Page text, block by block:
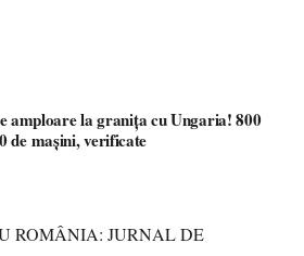
amploare la granița cu Ungaria! 800
de mașini, verificate